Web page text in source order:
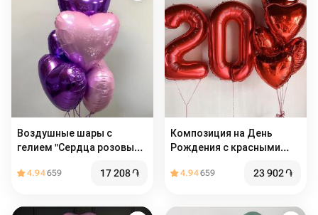
Воздушные шары с
гелием "Сердца розовые и
4.94659 17 208֏
Композиция на День
Рождения с красными
4.94659 23 902֏